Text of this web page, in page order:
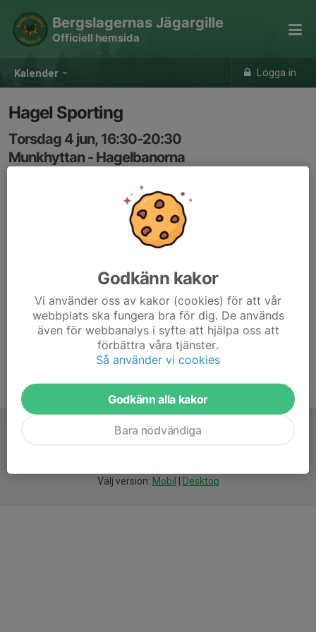
Kalender Logga in
Bergslagernas Jägargille
Officiell hemsida
Hagel Sporting
Torsdag 4 jun, 16:30-20:30
Munkhyttan - Hagelbanorna
Vi hjälps åt att öppna och stänga kastare. Är du ovan så
säg till så visar vi hur det går till.
Välj version: Mobil Desktop
Godkänn kakor
Vi använder oss av kakor (cookies) för att vår
webbplats ska fungera bra för dig. De används
även för webbanalys i syfte att hjälpa oss att
förbättra våra tjänster.
Så använder vi cookies
Godkänn alla kakor
Bara nödvändiga